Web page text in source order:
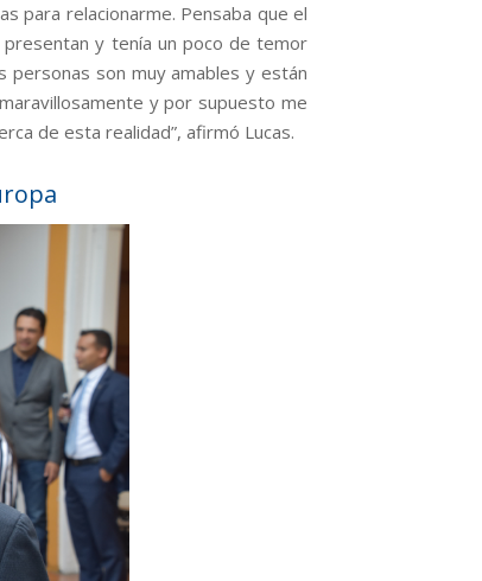
para relacionarme. Pensaba que el
y tenía un poco de temor
son muy amables y están
y por supuesto me
de esta realidad”, afirmó Lucas.